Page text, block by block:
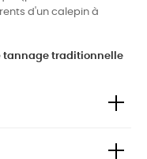
d'un calepin à
tannage traditionnelle